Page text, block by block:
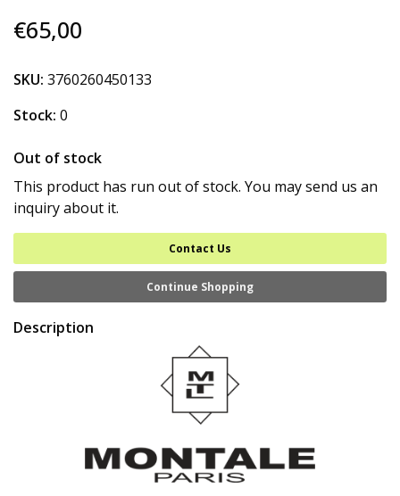
€65,00
SKU: 3760260450133
Stock: 0
Out of stock
This product has run out of stock. You may send us an
inquiry about it.
Contact Us
Continue Shopping
Description